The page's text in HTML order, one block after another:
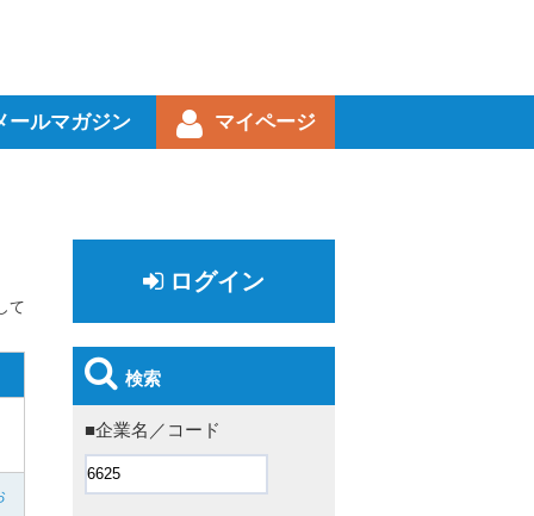
ールマガジン マイページ
て
ログイン
検索
■企業名／コード